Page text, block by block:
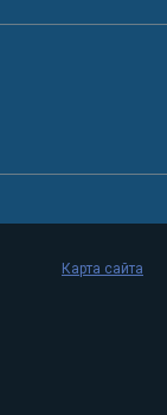
Карта сайта